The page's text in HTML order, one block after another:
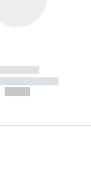
-----------